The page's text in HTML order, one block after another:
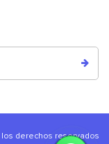
los derechos reservados